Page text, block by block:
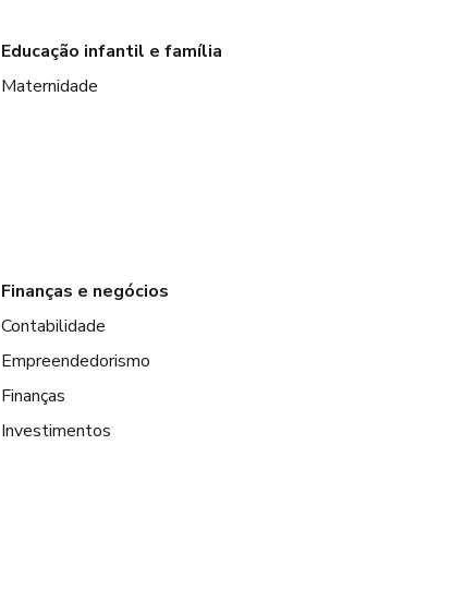
Educação infantil e família
Maternidade
Finanças e negócios
Contabilidade
Empreendedorismo
Finanças
Investimentos